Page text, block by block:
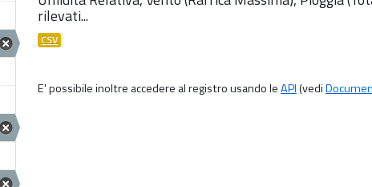
rilevati...
CSV
E' possibile inoltre accedere al registro usando leAPI(vedi